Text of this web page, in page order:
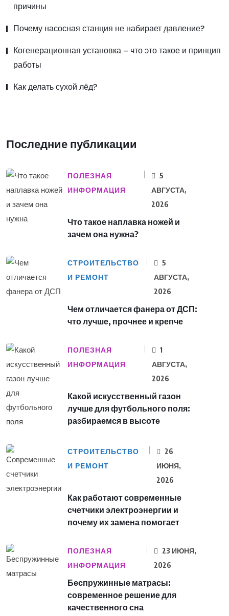
причины
Почему насосная станция не набирает давление?
Когенерационная установка – что это такое и принцип
работы
Как делать сухой лёд?
Последние публикации
ПОЛЕЗНАЯ
ИНФОРМАЦИЯ
5
АВГУСТА,
2026
Что такое наплавка ножей и
зачем она нужна?
СТРОИТЕЛЬСТВО
И РЕМОНТ
5
АВГУСТА,
2026
Чем отличается фанера от ДСП:
что лучше, прочнее и крепче
ПОЛЕЗНАЯ
ИНФОРМАЦИЯ
1
АВГУСТА,
2026
Какой искусственный газон
лучше для футбольного поля:
разбираемся в высоте
СТРОИТЕЛЬСТВО
И РЕМОНТ
26
ИЮНЯ,
2026
Как работают современные
счетчики электроэнергии и
почему их замена помогает
ПОЛЕЗНАЯ
ИНФОРМАЦИЯ
23 ИЮНЯ,
2026
Беспружинные матрасы:
современное решение для
качественного сна